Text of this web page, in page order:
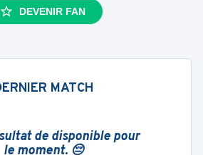
DEVENIR FAN
MATCH
de disponible pour
le moment. 😔